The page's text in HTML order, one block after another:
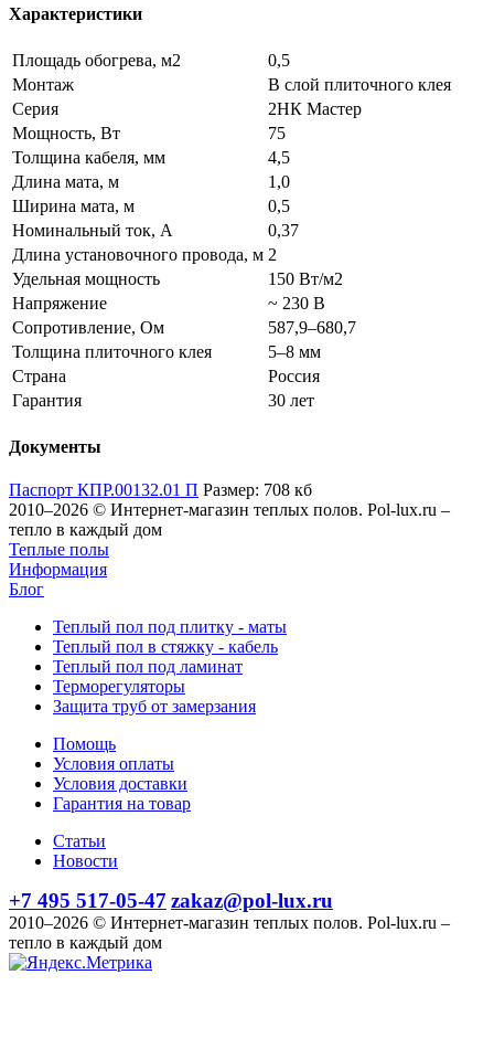
Характеристики
Площадь обогрева, м2
0,5
Монтаж
В слой плиточного клея
Серия
2НК Мастер
Мощность, Вт
75
Толщина кабеля, мм
4,5
Длина мата, м
1,0
Ширина мата, м
0,5
Номинальный ток, А
0,37
Длина установочного провода, м 2
Удельная мощность
150 Вт/м2
Напряжение
~ 230 В
Сопротивление, Ом
587,9–680,7
Толщина плиточного клея
5–8 мм
Страна
Россия
Гарантия
30 лет
Документы
Паспорт КПР.00132.01 П Размер: 708 кб
2010–2026 © Интернет-магазин теплых полов. Pol-lux.ru –
тепло в каждый дом
Теплые полы
Информация
Блог
Теплый пол под плитку - маты
Теплый пол в стяжку - кабель
Теплый пол под ламинат
Терморегуляторы
Защита труб от замерзания
Помощь
Условия оплаты
Условия доставки
Гарантия на товар
Статьи
Новости
+7 495 517-05-47 zakaz@pol-lux.ru
2010–2026 © Интернет-магазин теплых полов. Pol-lux.ru –
тепло в каждый дом